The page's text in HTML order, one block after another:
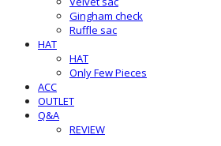
Gingham check
Ruffle sac
HAT
HAT
Only Few Pieces
ACC
OUTLET
Q&A
REVIEW